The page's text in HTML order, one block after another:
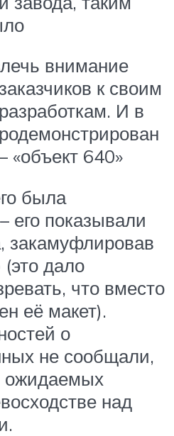
внимание
к своим
И в
«объект 640»
была
его показывали
закамуфлировав
дало
что вместо
её макет).
о
не сообщали,
ожидаемых
над